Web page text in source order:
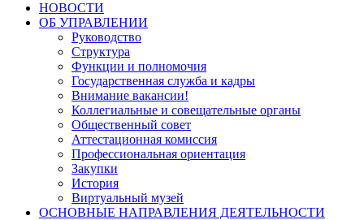
НОВОСТИ
ОБ УПРАВЛЕНИИ
Руководство
Структура
Функции и полномочия
Государственная служба и кадры
Внимание вакансии!
Коллегиальные и совещательные органы
Общественный совет
Аттестационная комиссия
Профессиональная ориентация
Закупки
История
Виртуальный музей
ОСНОВНЫЕ НАПРАВЛЕНИЯ ДЕЯТЕЛЬНОСТИ